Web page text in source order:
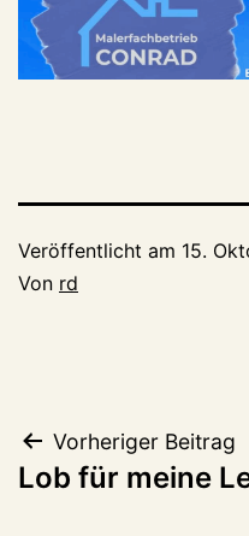
Veröffentlicht am 15.
Von rd
Vorheriger Beitrag
Lob für meine